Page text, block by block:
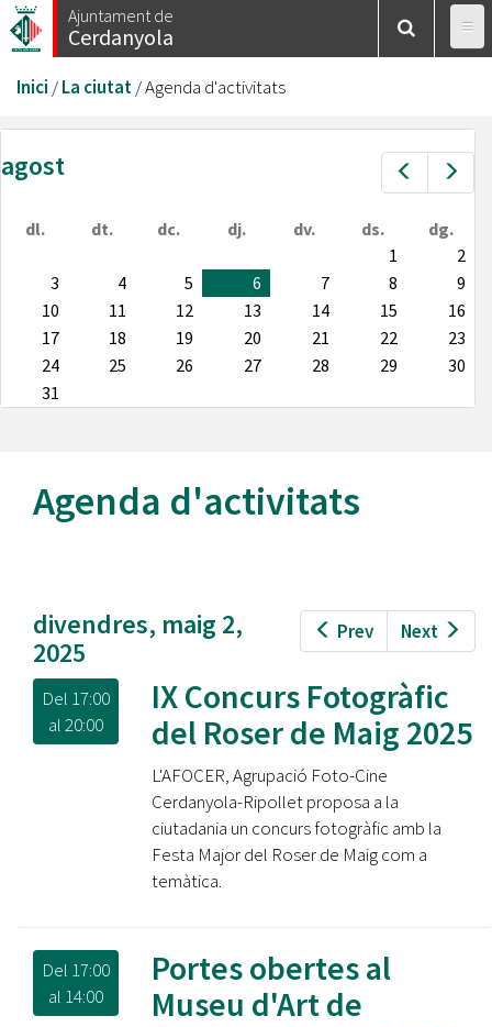
Vés
al
Ajuntament de
Cerdanyola
Esteu
aquí
Inici /La ciutat/Agenda d'activitats
Prev
agost
dl. dt. dc. dj. dv. ds.
dg.
1
2
3
4 5 6 7 8
9
10
11 12 13 14 15
16
17
18 19 20 21 22
23
24
25 26 27 28 29
30
31
Agenda d'activitats
Prev Next
divendres, maig 2,
2025
Del 17:00
al20:00
IX Concurs Fotogràfic
del Roser de Maig 2025
L'AFOCER, Agrupació Foto-Cine
Cerdanyola-Ripollet proposa a la
ciutadania un concurs fotogràfic amb la
Festa Major del Roser de Maig com a
temàtica.
Del 17:00
al 14:00
Portes obertes al
Museu d'Art de